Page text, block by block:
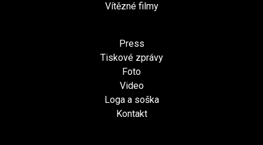
Vítězné filmy
Press
Tiskové zprávy
Foto
Video
Loga a soška
Kontakt